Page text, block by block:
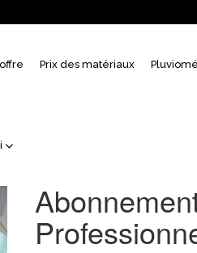
Prix des matériaux